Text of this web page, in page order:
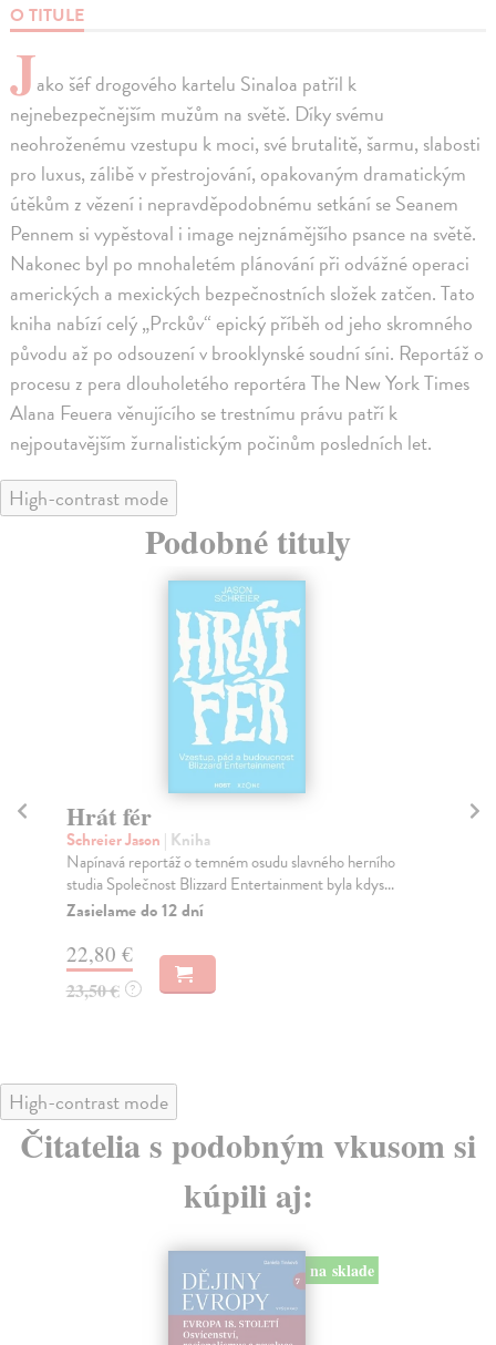
O TITULE
Jako šéf drogového kartelu Sinaloa patřil k
nejnebezpečnějším mužům na světě. Díky svému
neohroženému vzestupu k moci, své brutalitě, šarmu, slabosti
pro luxus, zálibě v přestrojování, opakovaným dramatickým
útěkům z vězení i nepravděpodobnému setkání se Seanem
Pennem si vypěstoval i image nejznámějšího psance na světě.
Nakonec byl po mnohaletém plánování při odvážné operaci
amerických a mexických bezpečnostních složek zatčen. Tato
kniha nabízí celý „Prckův“ epický příběh od jeho skromného
původu až po odsouzení v brooklynské soudní síni. Reportáž o
procesu z pera dlouholetého reportéra The New York Times
Alana Feuera věnujícího se trestnímu právu patří k
nejpoutavějším žurnalistickým počinům posledních let.
High-contrast mode
Podobné tituly
Fjaka (slovenské vydanie)
Wojtaszek Aleksandra
Chystáte sa do Chorvátska? Veď viete, to je tam, pri
slovenskom mori.
Na sklade ?
17,36 €
17,90 € ?
High-contrast mode
Čitatelia s podobným vkusom si
kúpili aj: